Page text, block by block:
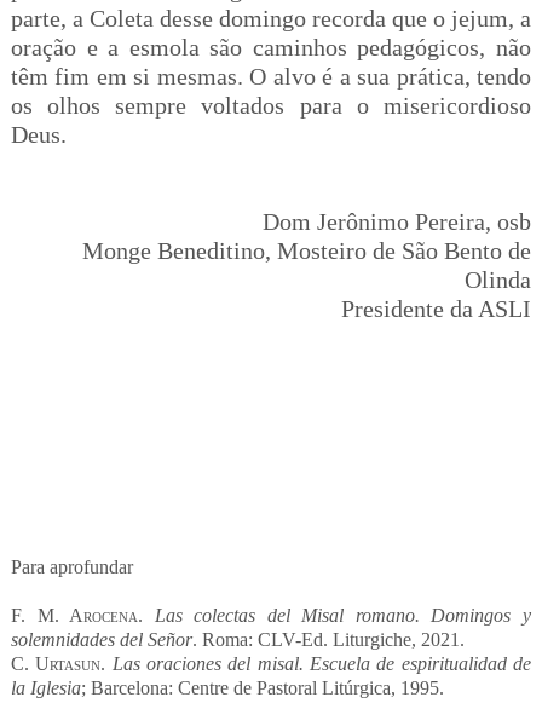
parte, a Coleta desse domingo recorda que o jejum, a
oração e a esmola são caminhos pedagógicos, não
têm fim em si mesmas. O alvo é a sua prática, tendo
os olhos sempre voltados para o misericordioso
Deus.
Dom Jerônimo Pereira, osb
Monge Beneditino, Mosteiro de São Bento de
Olinda
Presidente da ASLI
Para aprofundar
F. M. Arocena. Las colectas del Misal romano. Domingos y
solemnidades del Señor. Roma: CLV-Ed. Liturgiche, 2021.
C.Urtasun. Las oraciones del misal. Escuela de espiritualidad de
la Iglesia; Barcelona: Centre de Pastoral Litúrgica, 1995.